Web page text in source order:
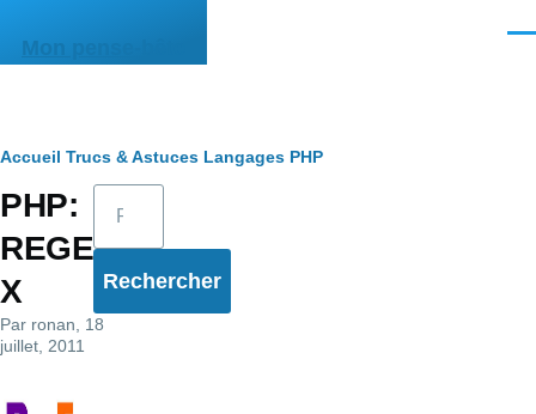
Mon pense-bête
Fil
d'Ariane
Accueil Trucs & Astuces Langages PHP
PHP:
REGE
X
Par ronan , 18
juillet, 2011